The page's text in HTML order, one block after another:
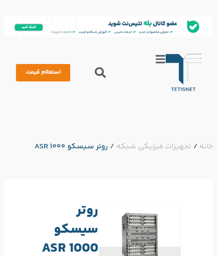
استعلام قیمت
خانه / تجهیزات فیزیکی شبکه / روتر سیسکو ASR 1000
روتر
سیسکو
ASR 1000